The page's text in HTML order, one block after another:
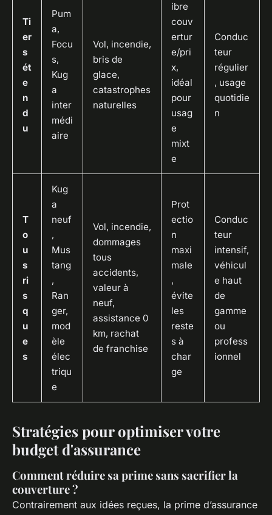
Ti
er
s
ét
e
n
d
u
Pum
a,
Focu
s,
Kug
a
inter
médi
aire
Vol, incendie,
bris de
glace,
catastrophes
naturelles
ibre
couv
ertur
e/pri
x,
idéal
pour
usag
e
mixt
e
Conduc
teur
régulier
, usage
quotidie
n
T
o
u
s
ri
s
q
u
e
s
Kug
a
neuf
,
Mus
tang
,
Ran
ger,
mod
èle
élec
triqu
e
Vol, incendie,
dommages
tous
accidents,
valeur à
neuf,
assistance 0
km, rachat
de franchise
Prot
ectio
n
maxi
male
,
évite
les
reste
s à
char
ge
Conduc
teur
intensif,
véhicul
e haut
de
gamme
ou
profess
ionnel
Stratégies pour optimiser votre
budget d'assurance
Comment réduire sa prime sans sacrifier la
couverture ?
Contrairement aux idées reçues, la prime d’assurance